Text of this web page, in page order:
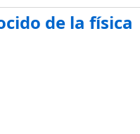
de la física